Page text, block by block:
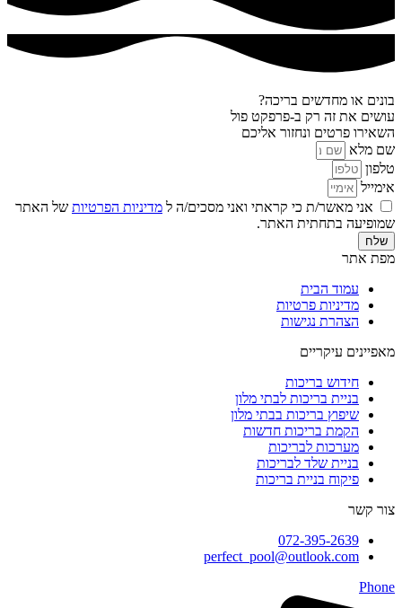
בונים או מחדשים בריכה?
עושים את זה רק ב-פרפקט פול
השאירו פרטים ונחזור אליכם
שם מלא
טלפון
אימייל
אני מאשר/ת כי קראתי ואני מסכים/ה ל מדיניות הפרטיות של האתר
שמופיעה בתחתית האתר.
שלח
מפת אתר
עמוד הבית
מדיניות פרטיות
הצהרת נגישות
מאפיינים עיקריים
חידוש בריכות
בניית בריכות לבתי מלון
שיפוץ בריכות בבתי מלון
הקמת בריכות חדשות
מערכות לבריכות
בניית שלד לבריכות
פיקוח בניית בריכות
צור קשר
072-395-2639
perfect_pool@outlook.com
Phone